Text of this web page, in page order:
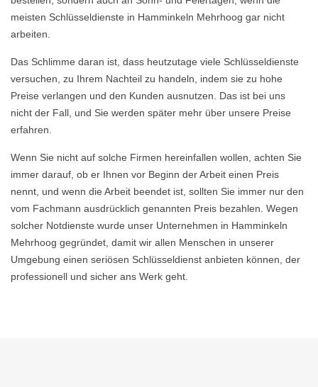
meisten Schlüsseldienste in Hamminkeln Mehrhoog gar nicht
arbeiten.
Das Schlimme daran ist, dass heutzutage viele Schlüsseldienste
versuchen, zu Ihrem Nachteil zu handeln, indem sie zu hohe
Preise verlangen und den Kunden ausnutzen. Das ist bei uns
nicht der Fall, und Sie werden später mehr über unsere Preise
erfahren.
Wenn Sie nicht auf solche Firmen hereinfallen wollen, achten Sie
immer darauf, ob er Ihnen vor Beginn der Arbeit einen Preis
nennt, und wenn die Arbeit beendet ist, sollten Sie immer nur den
vom Fachmann ausdrücklich genannten Preis bezahlen. Wegen
solcher Notdienste wurde unser Unternehmen in Hamminkeln
Mehrhoog gegründet, damit wir allen Menschen in unserer
Umgebung einen seriösen Schlüsseldienst anbieten können, der
professionell und sicher ans Werk geht.